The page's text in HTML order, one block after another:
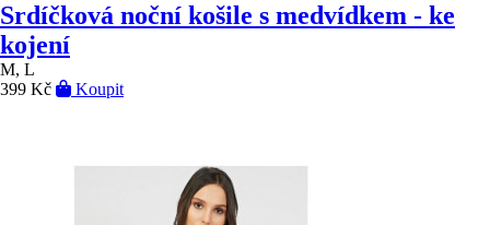
Srdíčková noční košile s medvídkem - ke
kojení
M, L
399 Kč
Koupit